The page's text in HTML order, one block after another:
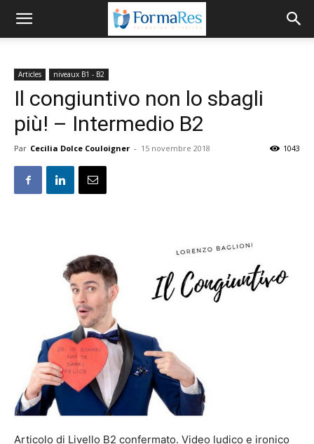
Articles niveaux B1 - B2
Il congiuntivo non lo sbagli
più! – Intermedio B2
Par Cecilia Dolce Couloigner - 15 novembre 2018 1043
Articolo di Livello B2 confermato. Video ludico e ironico